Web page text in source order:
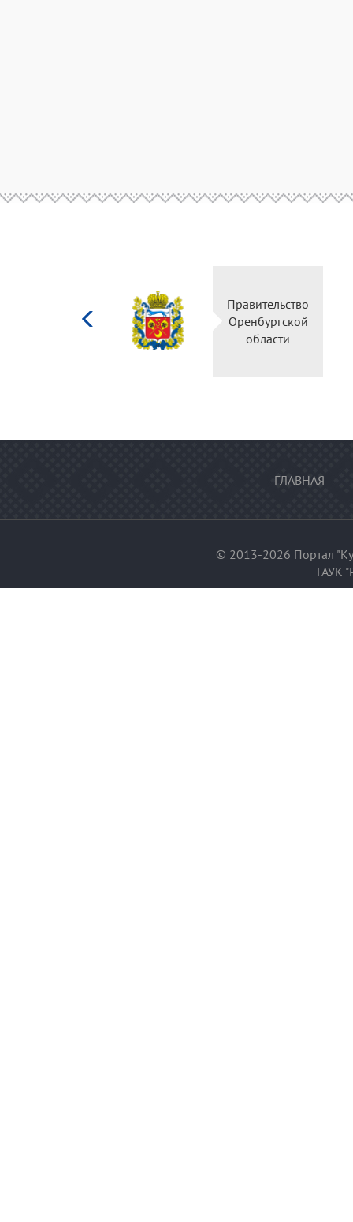
Правительство
Оренбургской
области
ГЛАВНАЯ
© 2013-2026 Портал
ГАУК